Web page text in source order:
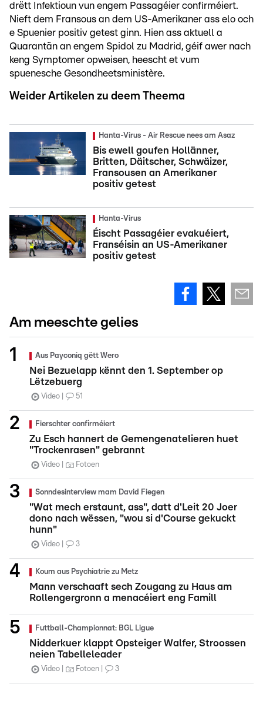
drëtt Infektioun vun engem Passagéier confirméiert.
Nieft dem Fransous an dem US-Amerikaner ass elo och
e Spuenier positiv getest ginn. Hien ass aktuell a
Quarantän an engem Spidol zu Madrid, géif awer nach
keng Symptomer opweisen, heescht et vum
spuenesche Gesondheetsministère.
Weider Artikelen zu deem Theema
Hanta-Virus - Air Rescue nees am Asaz
Bis ewell goufen Hollänner,
Britten, Däitscher, Schwäizer,
Fransousen an Amerikaner
positiv getest
Hanta-Virus
Éischt Passagéier evakuéiert,
Franséisin an US-Amerikaner
positiv getest
Am meeschte gelies
Aus Payconiq gëtt Wero
Nei Bezuelapp kënnt den 1. September op
Lëtzebuerg
Video 51
Fierschter confirméiert
Zu Esch hannert de Gemengenatelieren huet
"Trockenrasen" gebrannt
Video Fotoen
Sonndesinterview mam David Fiegen
"Wat mech erstaunt, ass", datt d'Leit 20 Joer
dono nach wëssen, "wou si d'Course gekuckt
hunn"
Video 3
Koum aus Psychiatrie zu Metz
Mann verschaaft sech Zougang zu Haus am
Rollengergronn a menacéiert eng Famill
Futtball-Championnat: BGL Ligue
Nidderkuer klappt Opsteiger Walfer, Stroossen
neien Tabelleleader
Video Fotoen 3